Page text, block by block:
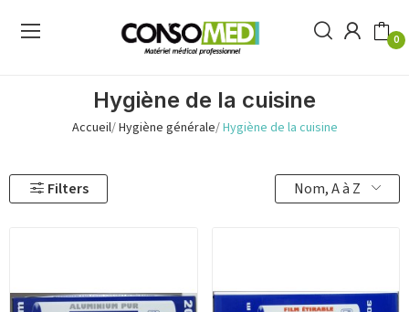
0
Hygiène de la cuisine
Accueil Hygiène générale Hygiène de la cuisine
Filters Nom, A à Z